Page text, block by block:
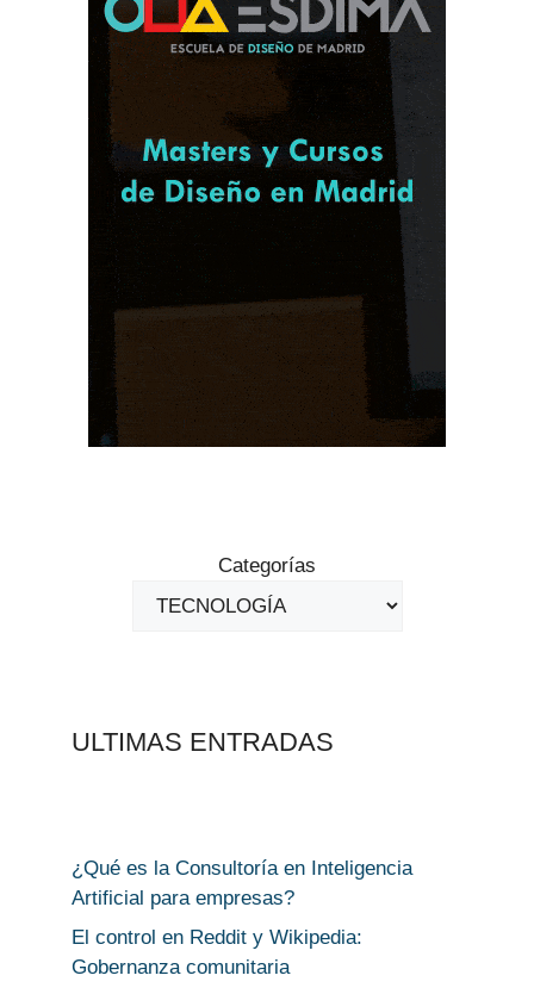
Categorías
ULTIMAS ENTRADAS
¿Qué es la Consultoría en Inteligencia
Artificial para empresas?
El control en Reddit y Wikipedia:
Gobernanza comunitaria